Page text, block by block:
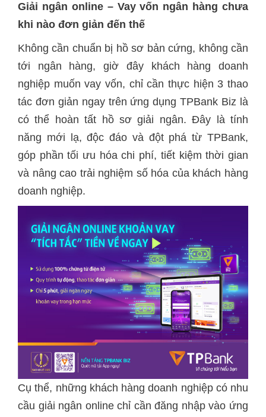
Giải ngân online – Vay vốn ngân hàng chưa
khi nào đơn giản đến thế
Không cần chuẩn bị hồ sơ bản cứng, không cần
tới ngân hàng, giờ đây khách hàng doanh
nghiệp muốn vay vốn, chỉ cần thực hiện 3 thao
tác đơn giản ngay trên ứng dụng TPBank Biz là
có thể hoàn tất hồ sơ giải ngân. Đây là tính
năng mới lạ, độc đáo và đột phá từ TPBank,
góp phần tối ưu hóa chi phí, tiết kiệm thời gian
và nâng cao trải nghiệm số hóa của khách hàng
doanh nghiệp.
Cụ thể, những khách hàng doanh nghiệp có nhu
cầu giải ngân online chỉ cần đăng nhập vào ứng